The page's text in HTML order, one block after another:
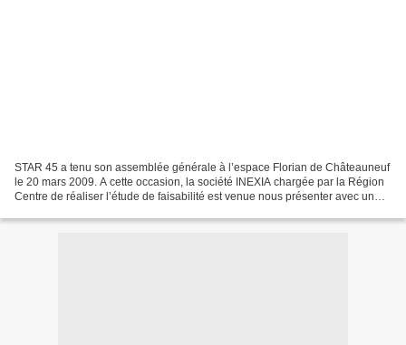
STAR 45 a tenu son assemblée générale à l’espace Florian de Châteauneuf
le 20 mars 2009. A cette occasion, la société INEXIA chargée par la Région
Centre de réaliser l’étude de faisabilité est venue nous présenter avec un